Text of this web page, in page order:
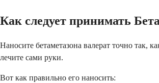
Как следует принимать
Наносите бетаметазона валерат точно так,
лечите сами руки.
Вот как правильно его наносить: